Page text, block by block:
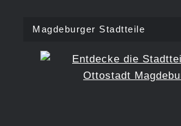
Magdeburger Stadtteile